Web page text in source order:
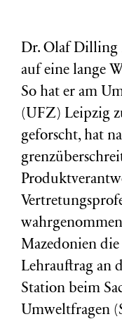
Dr. Olaf Dilling
auf eine lange
So hat er am
(UFZ) Leipzig
geforscht, hat
Mazedonien
Lehrauftrag an
Station beim
Umweltfragen (